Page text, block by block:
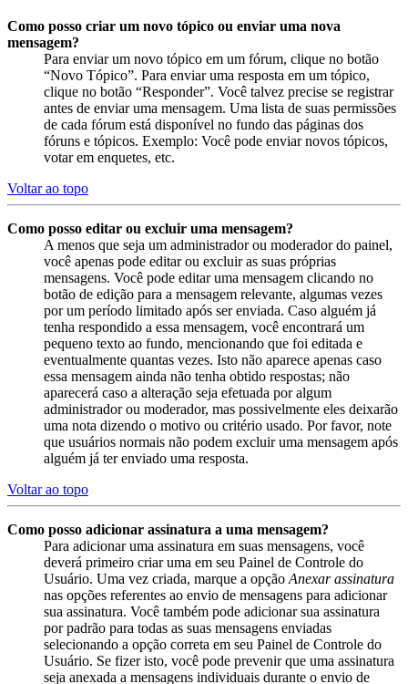
Como posso criar um novo tópico ou enviar uma nova
mensagem?
Para enviar um novo tópico em um fórum, clique no botão
“Novo Tópico”. Para enviar uma resposta em um tópico,
clique no botão “Responder”. Você talvez precise se registrar
antes de enviar uma mensagem. Uma lista de suas permissões
de cada fórum está disponível no fundo das páginas dos
fóruns e tópicos. Exemplo: Você pode enviar novos tópicos,
votar em enquetes, etc.
Voltar ao topo
Como posso editar ou excluir uma mensagem?
A menos que seja um administrador ou moderador do painel,
você apenas pode editar ou excluir as suas próprias
mensagens. Você pode editar uma mensagem clicando no
botão de edição para a mensagem relevante, algumas vezes
por um período limitado após ser enviada. Caso alguém já
tenha respondido a essa mensagem, você encontrará um
pequeno texto ao fundo, mencionando que foi editada e
eventualmente quantas vezes. Isto não aparece apenas caso
essa mensagem ainda não tenha obtido respostas; não
aparecerá caso a alteração seja efetuada por algum
administrador ou moderador, mas possivelmente eles deixarão
uma nota dizendo o motivo ou critério usado. Por favor, note
que usuários normais não podem excluir uma mensagem após
alguém já ter enviado uma resposta.
Voltar ao topo
Como posso adicionar assinatura a uma mensagem?
Para adicionar uma assinatura em suas mensagens, você
deverá primeiro criar uma em seu Painel de Controle do
Usuário. Uma vez criada, marque a opção Anexar assinatura
nas opções referentes ao envio de mensagens para adicionar
sua assinatura. Você também pode adicionar sua assinatura
por padrão para todas as suas mensagens enviadas
selecionando a opção correta em seu Painel de Controle do
Usuário. Se fizer isto, você pode prevenir que uma assinatura
seja anexada a mensagens individuais durante o envio de